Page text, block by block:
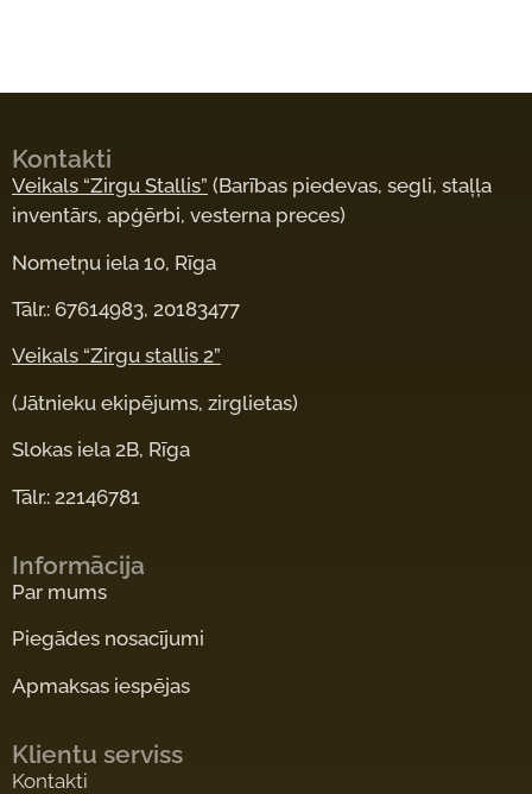
Kontakti
Veikals “Zirgu Stallis” (Barības piedevas, segli, staļļa
inventārs, apģērbi, vesterna preces)
Nometņu iela 10, Rīga
Tālr.: 67614983, 20183477
Veikals “Zirgu stallis 2”
(Jātnieku ekipējums, zirglietas)
Slokas iela 2B, Rīga
Tālr.: 22146781
Informācija
Par mums
Piegādes nosacījumi
Apmaksas iespējas
Klientu serviss
Kontakti